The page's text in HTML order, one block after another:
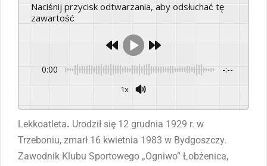
Naciśnij przycisk odtwarzania, aby odsłuchać tę
zawartość
0:00 -:--
1x
Lekkoatleta. Urodził się 12 grudnia 1929 r. w
Trzeboniu, zmarł 16 kwietnia 1983 w Bydgoszczy.
Zawodnik Klubu Sportowego „Ogniwo” Łobżenica,